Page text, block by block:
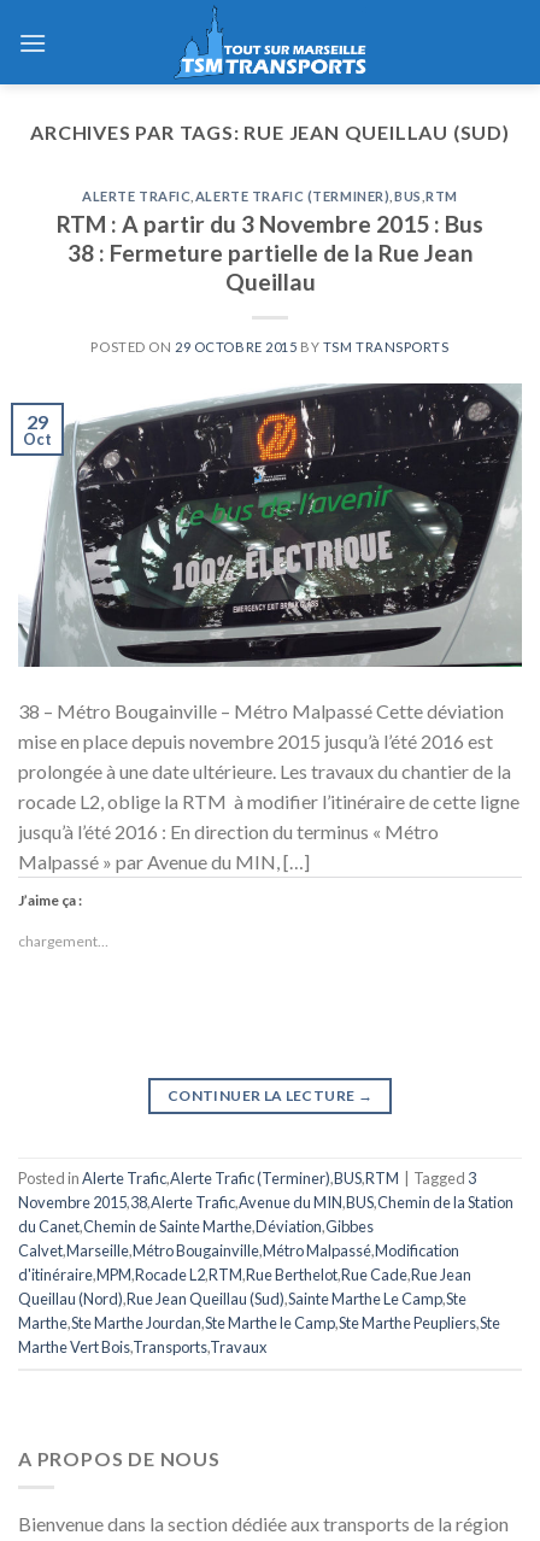
ARCHIVES PAR TAGS: RUE JEAN QUEILLAU (SUD)
ALERTE TRAFIC ALERTE TRAFIC (TERMINER) BUS ,RTM
RTM : A partir du 3 Novembre 2015 : Bus
38 : Fermeture partielle de la Rue Jean
Queillau
POSTED ON 29 OCTOBRE 2015 BY TSM TRANSPORTS
29
Oct
38 – Métro Bougainville – Métro Malpassé Cette déviation
mise en place depuis novembre 2015 jusqu’à l’été 2016 est
prolongée à une date ultérieure. Les travaux du chantier de la
rocade L2, oblige la RTM à modifier l’itinéraire de cette ligne
jusqu’à l’été 2016 : En direction du terminus « Métro
Malpassé » par Avenue du MIN, […]
J’aime ça :
chargement…
CONTINUER LA LECTURE →
Posted inAlerte Trafic,Alerte Trafic (Terminer),BUS,RTM Tagged 3
Novembre 2015,38,Alerte Trafic,Avenue du MIN,BUS,Chemin de la Station
du Canet,Chemin de Sainte Marthe,Déviation,Gibbes
Calvet,Marseille,Métro Bougainville,Métro Malpassé,Modification
d'itinéraire,MPM,Rocade L2,RTM,Rue Berthelot,Rue Cade,Rue Jean
Queillau (Nord),Rue Jean Queillau (Sud),Sainte Marthe Le Camp,Ste
Marthe,Ste Marthe Jourdan,Ste Marthe le Camp,Ste Marthe Peupliers,Ste
Marthe Vert Bois,Transports,Travaux
A PROPOS DE NOUS
Bienvenue dans la section dédiée aux transports de la région